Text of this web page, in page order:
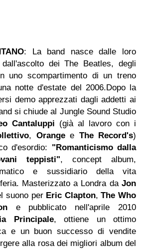
:
La band nasce dalle loro
dei The Beatles, degli
uno scompartimento di un treno
notte d'estate del 2006. Dopo la
demo apprezzati dagli addetti ai
si chiude al Jungle Sound Studio
Cantaluppi (già al lavoro con i
, Orangee The Record's)
d'esordio: "Romanticismo dalla
teppisti", concept album,
e sussidiario della vita
Masterizzato a Londra da Jon
suono per Eric Clapton,The Who
e pubblicato nell'aprile 2010
Principale, ottiene un ottimo
e un buon successo di vendite
alla rosa dei migliori album del